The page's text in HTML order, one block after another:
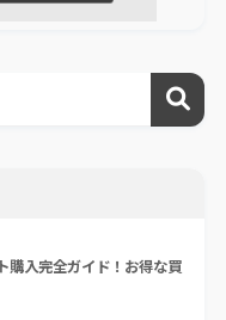
購入完全ガイド！お得な買